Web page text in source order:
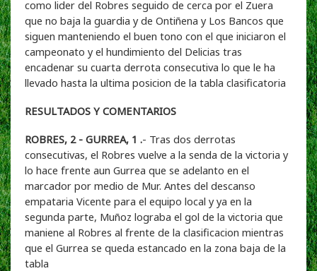
como lider del Robres seguido de cerca por el Zuera
que no baja la guardia y de Ontiñena y Los Bancos que
siguen manteniendo el buen tono con el que iniciaron el
campeonato y el hundimiento del Delicias tras
encadenar su cuarta derrota consecutiva lo que le ha
llevado hasta la ultima posicion de la tabla clasificatoria
RESULTADOS Y COMENTARIOS
ROBRES, 2 - GURREA, 1 .- Tras dos derrotas
consecutivas, el Robres vuelve a la senda de la victoria y
lo hace frente aun Gurrea que se adelanto en el
marcador por medio de Mur. Antes del descanso
empataria Vicente para el equipo local y ya en la
segunda parte, Muñoz lograba el gol de la victoria que
maniene al Robres al frente de la clasificacion mientras
que el Gurrea se queda estancado en la zona baja de la
tabla